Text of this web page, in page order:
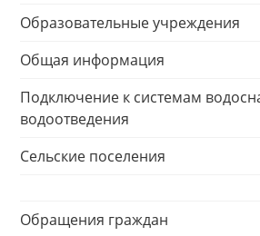
Образовательные учреждения
Общая информация
Подключение к системам
водоотведения
Сельские поселения
Обращения граждан